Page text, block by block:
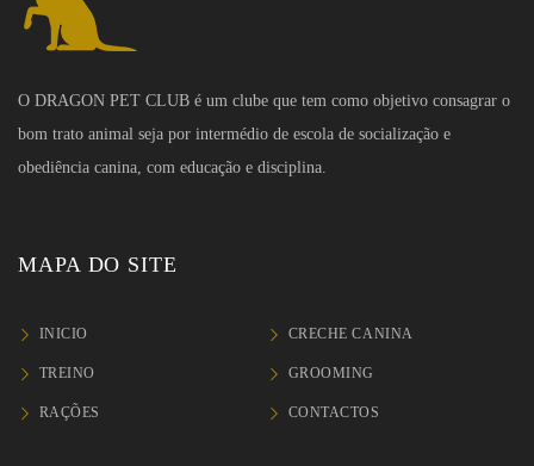
O DRAGON PET CLUB é um clube que tem como objetivo consagrar o
bom trato animal seja por intermédio de escola de socialização e
obediência canina, com educação e disciplina.
MAPA DO SITE
INICIO CRECHE CANINA
TREINO GROOMING
RAÇÕES CONTACTOS